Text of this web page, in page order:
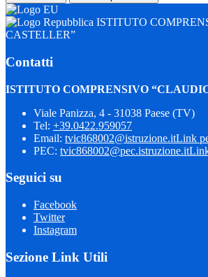
ISTITUTO
CASTELLER”
Contatti
ISTITUTO COMPRENSIVO
Viale Panizza, 4 - 31038 Paese (TV)
Tel: +39.0422.959057
Email: tvic868002@istruzione.itLink
PEC: tvic868002@pec.istruzione.it
Seguici su
Facebook
Twitter
Instagram
Sezione Link Utili